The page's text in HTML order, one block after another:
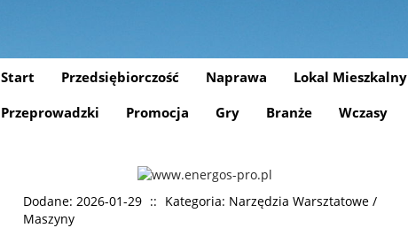
Start Przedsiębiorczość Naprawa Lokal Mieszkalny
Przeprowadzki
Promocja Gry Branże Wczasy
Dodane: 2026-01-29 :: Kategoria: Narzędzia Warsztatowe /
Maszyny